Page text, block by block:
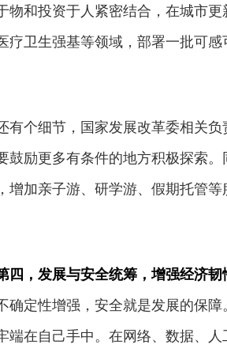
物和投资于人紧密结合，在城市
疗卫生强基等领域，部署一批可
有个细节，国家发展改革委相关
鼓励更多有条件的地方积极探索
增加亲子游、研学游、假期托管
四，发展与安全统筹，增强经济韧
确定性增强，安全就是发展的保
端在自己手中。在网络、数据、人